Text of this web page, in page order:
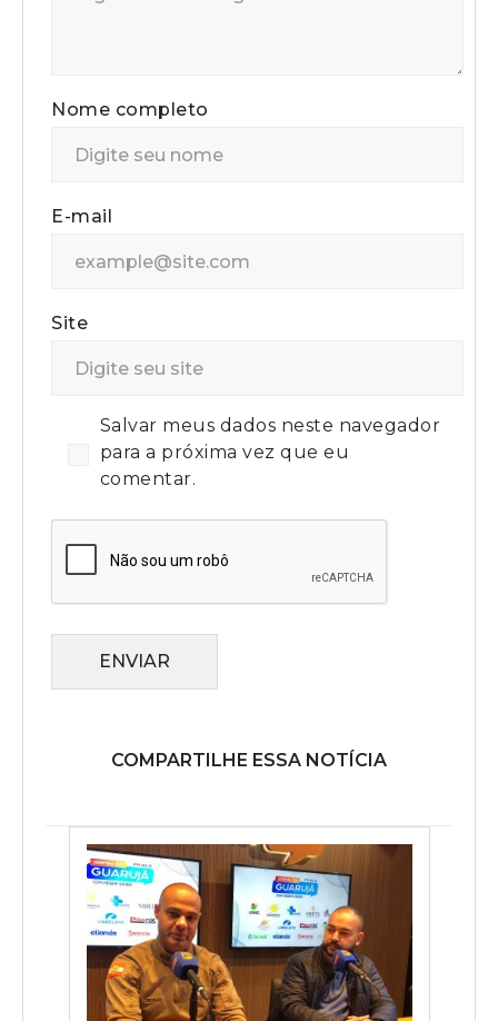
Nome completo
E-mail
Site
Salvar meus dados neste navegador
para a próxima vez que eu
comentar.
ENVIAR
COMPARTILHE ESSA NOTÍCIA